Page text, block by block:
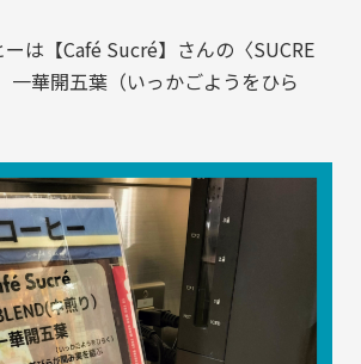
は【Café Sucré】さんの〈SUCRE
華開五葉（いっかごようをひら